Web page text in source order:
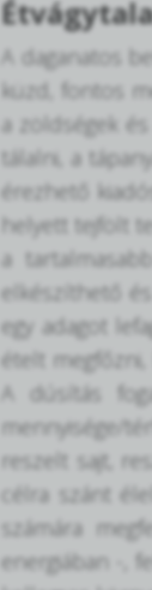
A daganatos
küzd, fontos
a zöldségek
tálalni, a
érezhető
helyett tejfölt
a
elkészíthető
egy adagot
ételt
A dúsítás
mennyisége/
reszelt sajt,
célra szánt
számára
energiában -,